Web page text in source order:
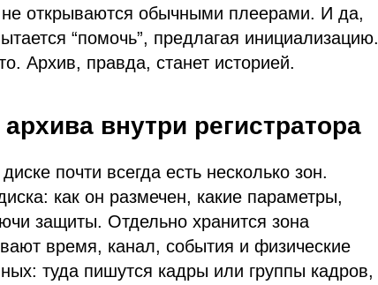
не открываются обычными плеерами. И да,
“помочь”, предлагая инициализацию.
Архив, правда, станет историей.
внутри регистратора
почти всегда есть несколько зон.
как он размечен, какие параметры,
защиты. Отдельно хранится зона
время, канал, события и физические
туда пишутся кадры или группы кадров,